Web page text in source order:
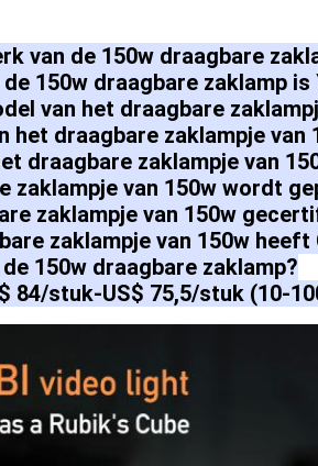
van de 150w draagbare
150w draagbare zaklamp is
van het draagbare
het draagbare zaklampje van
draagbare zaklampje van
zaklampje van 150w wordt
zaklampje van 150w
zaklampje van 150w
150w draagbare zaklamp?
84/stuk-US$ 75,5/stuk (10-